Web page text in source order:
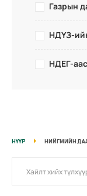
Газрын
НДҮЗ-
НДЕГ-
НҮҮР НИЙГМИЙН